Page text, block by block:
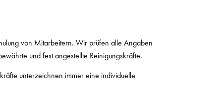
von Mitarbeitern. Wir prüfen alle Angaben
und fest angestellte Reinigungskräfte.
unterzeichnen immer eine individuelle